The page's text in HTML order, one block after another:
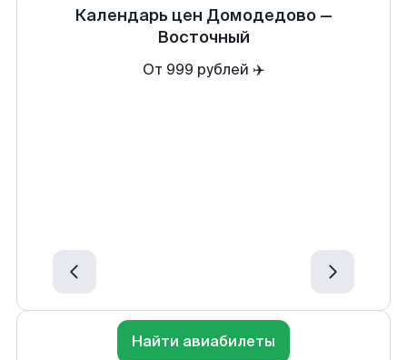
Календарь цен Домодедово —
Восточный
От 999 рублей ✈️
Найти авиабилеты